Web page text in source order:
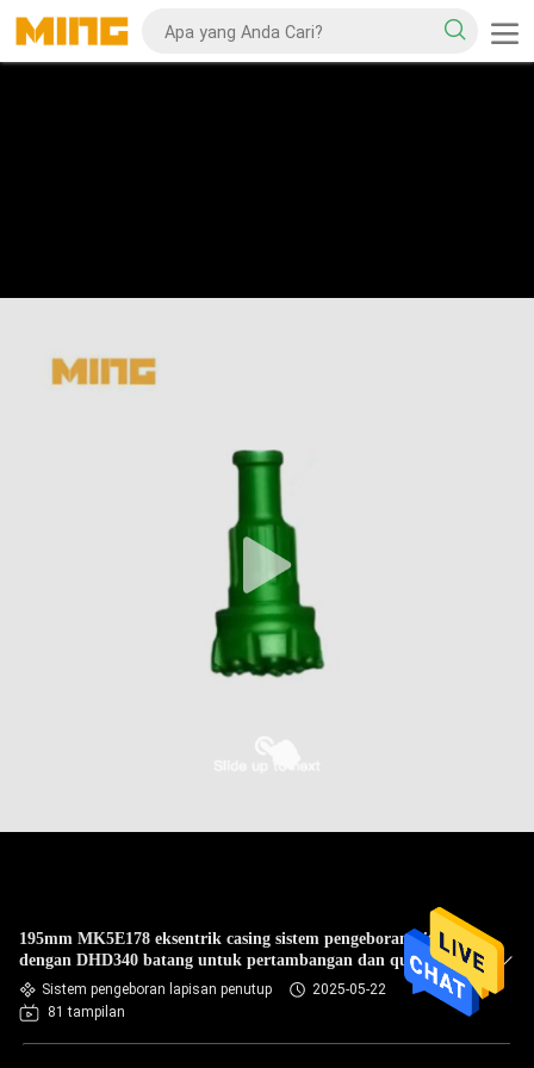
195mm MK5E178 eksentrik casing sistem pengeboran bit
dengan DHD340 batang untuk pertambangan dan quarry
Sistem pengeboran lapisan penutup
2025-05-22
81 tampilan